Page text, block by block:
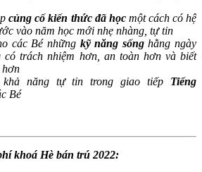
củng cố kiến thức đã họcmột cách có hệ
vào năm học mới nhẹ nhàng, tự tin
các Bé những kỹ năng sốnghằng ngày
có trách nhiệm hơn, an toàn hơn và biết
hơn
khả năng tự tin trong giao tiếp Tiếng
Bé
khoá Hè bán trú 2022: